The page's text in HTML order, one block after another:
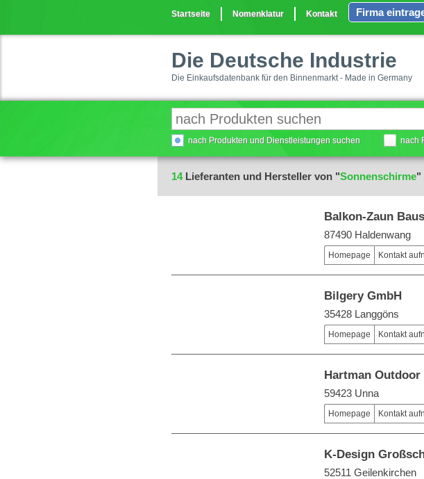
Startseite Nomenklatur Kontakt Firma
Die Deutsche Industrie
Die Einkaufsdatenbank für den Binnenmarkt - Made in Germany
nach Produkten und Dienstleistungen suchen nach
14Lieferanten und Hersteller von "Sonnenschirme"
Balkon-Zaun
87490 Haldenwang
Homepage Kontakt
Bilgery GmbH
35428 Langgöns
Homepage Kontakt
Hartman
59423 Unna
Homepage Kontakt
K-Design
52511 Geilenkirchen